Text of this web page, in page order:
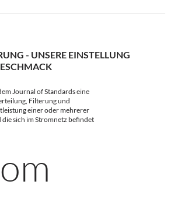
- UNSERE EINSTELLUNG
Journal of Standards eine
Filterung und
einer oder mehrerer
sich im Stromnetz befindet